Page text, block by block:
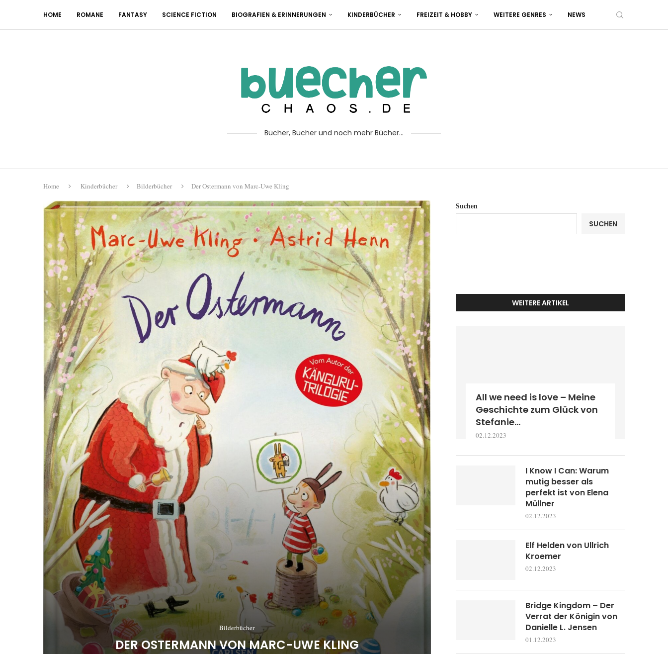
HOME ROMANE FANTASY SCIENCE FICTION BIOGRAFIEN & ERINNERUNGEN KINDERBÜCHER FREIZEIT & HOBBY WEITERE GENRES NEWS
Bücher, Bücher und noch mehr Bücher...
Home Kinderbücher Bilderbücher Der Ostermann von Marc-Uwe Kling
Bilderbücher
DER OSTERMANN VON MARC-UWE KLING
Suchen
SUCHEN
WEITERE ARTIKEL
All we need is love – Meine
Geschichte zum Glück von
Stefanie...
02.12.2023
I Know I Can: Warum
mutig besser als
perfekt ist von Elena
Müllner
02.12.2023
Elf Helden von Ullrich
Kroemer
02.12.2023
Bridge Kingdom – Der
Verrat der Königin von
Danielle L. Jensen
01.12.2023